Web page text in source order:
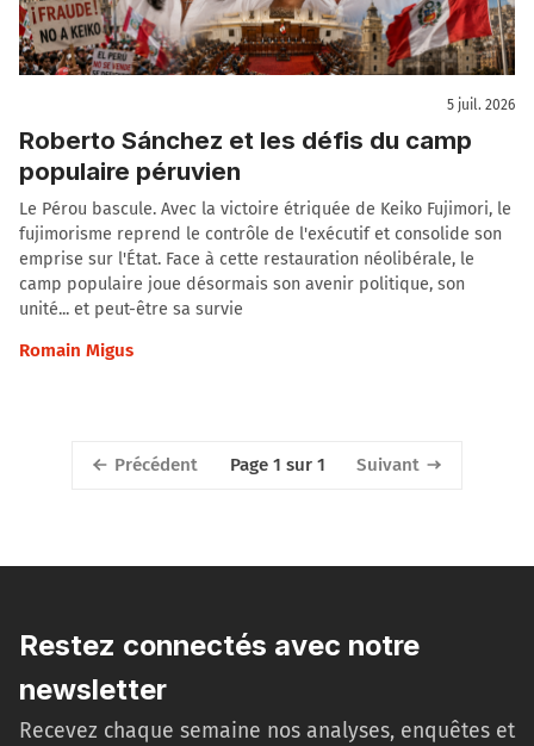
5 juil. 2026
Roberto Sánchez et les défis du camp
populaire péruvien
Le Pérou bascule. Avec la victoire étriquée de Keiko Fujimori, le
fujimorisme reprend le contrôle de l'exécutif et consolide son
emprise sur l'État. Face à cette restauration néolibérale, le
camp populaire joue désormais son avenir politique, son
unité... et peut-être sa survie
Romain Migus
Précédent Page 1 sur 1 Suivant
Restez connectés avec notre
newsletter
Recevez chaque semaine nos analyses, enquêtes et